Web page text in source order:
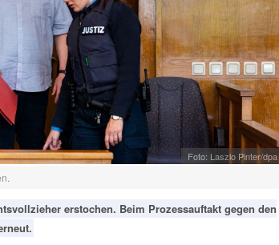
Foto: Laszlo Pinter/dpa
erstochen. Beim Prozessauftakt gegen den